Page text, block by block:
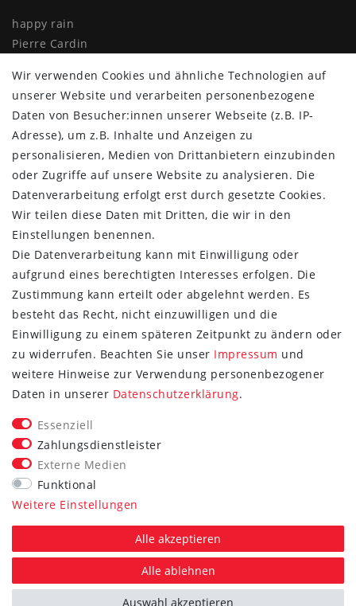
happy rain
Pierre Cardin
Doppler
Resckodd
Dernier
Esprit
FOLGE SIE UNS
Vertrag widerrufen
*Alle Preise inkl. gesetzlicher MwSt. zzgl. Versand.
Die durchgestrichenen Preise entsprechen dem UVP des
jeweiligen Herstellers.
Wir verwenden Cookies und ähnliche Technologien auf
unserer Website und verarbeiten personenbezogene
Daten von Besucher:innen unserer Webseite (z.B. IP-
Adresse), um z.B. Inhalte und Anzeigen zu
personalisieren, Medien von Drittanbietern einzubinden
oder Zugriffe auf unsere Website zu analysieren. Die
Datenverarbeitung erfolgt erst durch gesetzte Cookies.
Wir teilen diese Daten mit Dritten, die wir in den
Einstellungen benennen.
Die Datenverarbeitung kann mit Einwilligung oder
aufgrund eines berechtigten Interesses erfolgen. Die
Zustimmung kann erteilt oder abgelehnt werden. Es
besteht das Recht, nicht einzuwilligen und die
Einwilligung zu einem späteren Zeitpunkt zu ändern oder
zu widerrufen. Beachten Sie unser Impressum und
weitere Hinweise zur Verwendung personenbezogener
Daten in unserer Daten­schutz­erklärung.
Essenziell
Zahlungsdienstleister
Externe Medien
Funktional
Weitere Einstellungen
Alle akzeptieren
Alle ablehnen
Auswahl akzeptieren